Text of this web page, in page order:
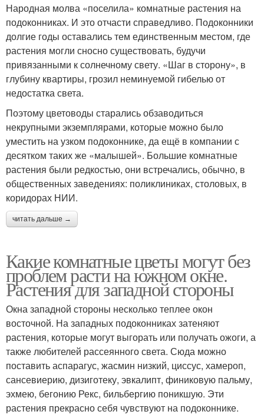
Народная молва «поселила» комнатные растения на
подоконниках. И это отчасти справедливо. Подоконники
долгие годы оставались тем единственным местом, где
растения могли сносно существовать, будучи
привязанными к солнечному свету. «Шаг в сторону», в
глубину квартиры, грозил неминуемой гибелью от
недостатка света.
Поэтому цветоводы старались обзаводиться
некрупными экземплярами, которые можно было
уместить на узком подоконнике, да ещё в компании с
десятком таких же «малышей». Большие комнатные
растения были редкостью, они встречались, обычно, в
общественных заведениях: поликлиниках, столовых, в
коридорах НИИ.
читать дальше →
Какие комнатные цветы могут без
проблем расти на южном окне.
Растения для западной стороны
Окна западной стороны несколько теплее окон
восточной. На западных подоконниках затеняют
растения, которые могут выгорать или получать ожоги, а
также любителей рассеянного света. Сюда можно
поставить аспарагус, жасмин низкий, циссус, хамероп,
сансевиерию, дизиготеку, эвкалипт, финиковую пальму,
эхмею, бегонию Рекс, бильбергию поникшую. Эти
растения прекрасно себя чувствуют на подоконнике.